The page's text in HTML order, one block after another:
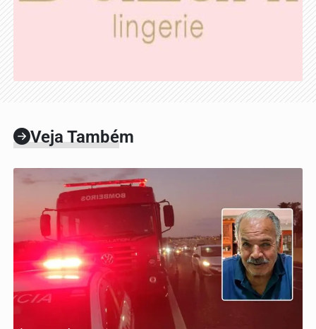
Veja Também